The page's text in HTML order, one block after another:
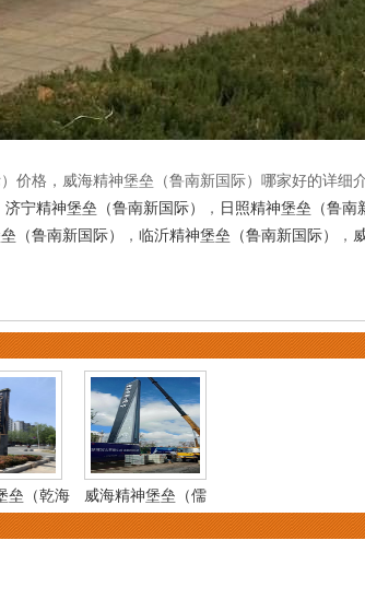
价格，威海精神堡垒（鲁南新国际）哪家好的详细
济宁精神堡垒（鲁南新国际） ， 日照精神堡垒（鲁南
（鲁南新国际） ， 临沂精神堡垒（鲁南新国际） ，
垒（乾海
威海精神堡垒（儒
辰）